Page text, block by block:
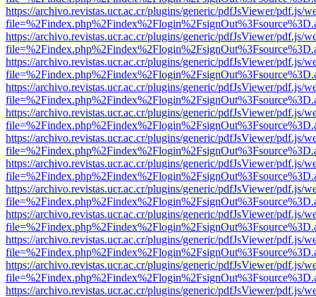
https://archivo.revistas.ucr.ac.cr/plugins/generic/pdfJsViewer/pdf.js/
https://archivo.revistas.ucr.ac.cr/plugins/generic/pdfJsViewer/pdf.js/
https://archivo.revistas.ucr.ac.cr/plugins/generic/pdfJsViewer/pdf.js/
https://archivo.revistas.ucr.ac.cr/plugins/generic/pdfJsViewer/pdf.js/
https://archivo.revistas.ucr.ac.cr/plugins/generic/pdfJsViewer/pdf.js/
https://archivo.revistas.ucr.ac.cr/plugins/generic/pdfJsViewer/pdf.js/
https://archivo.revistas.ucr.ac.cr/plugins/generic/pdfJsViewer/pdf.js/
https://archivo.revistas.ucr.ac.cr/plugins/generic/pdfJsViewer/pdf.js/
https://archivo.revistas.ucr.ac.cr/plugins/generic/pdfJsViewer/pdf.js/
https://archivo.revistas.ucr.ac.cr/plugins/generic/pdfJsViewer/pdf.js/
https://archivo.revistas.ucr.ac.cr/plugins/generic/pdfJsViewer/pdf.js/
https://archivo.revistas.ucr.ac.cr/plugins/generic/pdfJsViewer/pdf.js/